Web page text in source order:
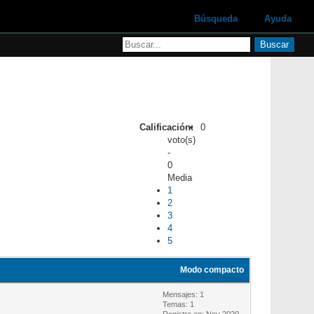
Búsqueda Ayuda
Calificación:
0
voto(s)
-
0
Media
1
2
3
4
5
Modo compacto
Mensajes: 1
Temas: 1